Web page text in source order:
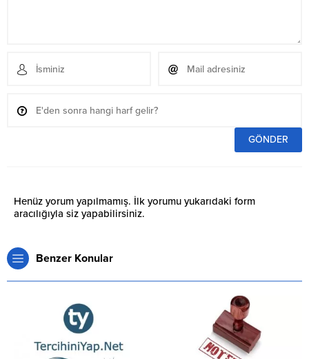
Henüz yorum yapılmamış. İlk yorumu yukarıdaki form
aracılığıyla siz yapabilirsiniz.
Benzer Konular